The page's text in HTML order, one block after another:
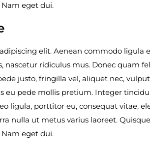
eget dui.
elit. Aenean commodo ligula
ridiculus mus. Donec quam
justo, fringilla vel, aliquet nec,
eu pede mollis pretium. Integer
ligula, porttitor eu, consequat vitae,
nulla ut metus varius laoreet.
eget dui.